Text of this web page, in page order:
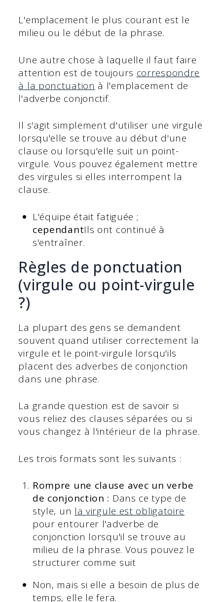
L'emplacement le plus courant est le
milieu ou le début de la phrase.
Une autre chose à laquelle il faut faire
attention est de toujours correspondre
à la ponctuation à l'emplacement de
l'adverbe conjonctif.
Il s'agit simplement d'utiliser une virgule
lorsqu'elle se trouve au début d'une
clause ou lorsqu'elle suit un point-
virgule. Vous pouvez également mettre
des virgules si elles interrompent la
clause.
L'équipe était fatiguée ;
cependantIls ont continué à
s'entraîner.
Règles de ponctuation
(virgule ou point-virgule
?)
La plupart des gens se demandent
souvent quand utiliser correctement la
virgule et le point-virgule lorsqu'ils
placent des adverbes de conjonction
dans une phrase.
La grande question est de savoir si
vous reliez des clauses séparées ou si
vous changez à l'intérieur de la phrase.
Les trois formats sont les suivants :
Rompre une clause avec un verbe
de conjonction : Dans ce type de
style, un la virgule est obligatoire
pour entourer l'adverbe de
conjonction lorsqu'il se trouve au
milieu de la phrase. Vous pouvez le
structurer comme suit
Non, mais si elle a besoin de plus de
temps, elle le fera.